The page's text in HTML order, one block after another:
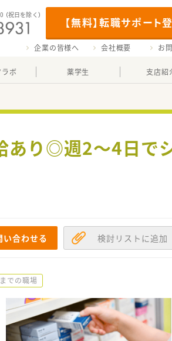
【無料】転職サポート
（祝日を除く）
企業の皆様へ 会社概要 お
ボ 薬学生 支店紹
あり◎週2～4日で
い合わせる 検討リストに追加
での職場